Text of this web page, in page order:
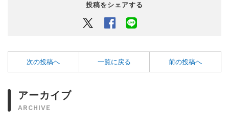
投稿をシェアする
Twitter Facebook
次の投稿へ 一覧に戻る 前の投稿へ
アーカイブ
ARCHIVE